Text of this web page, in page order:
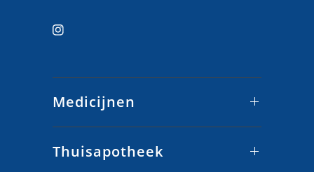
Medicijnen
Thuisapotheek